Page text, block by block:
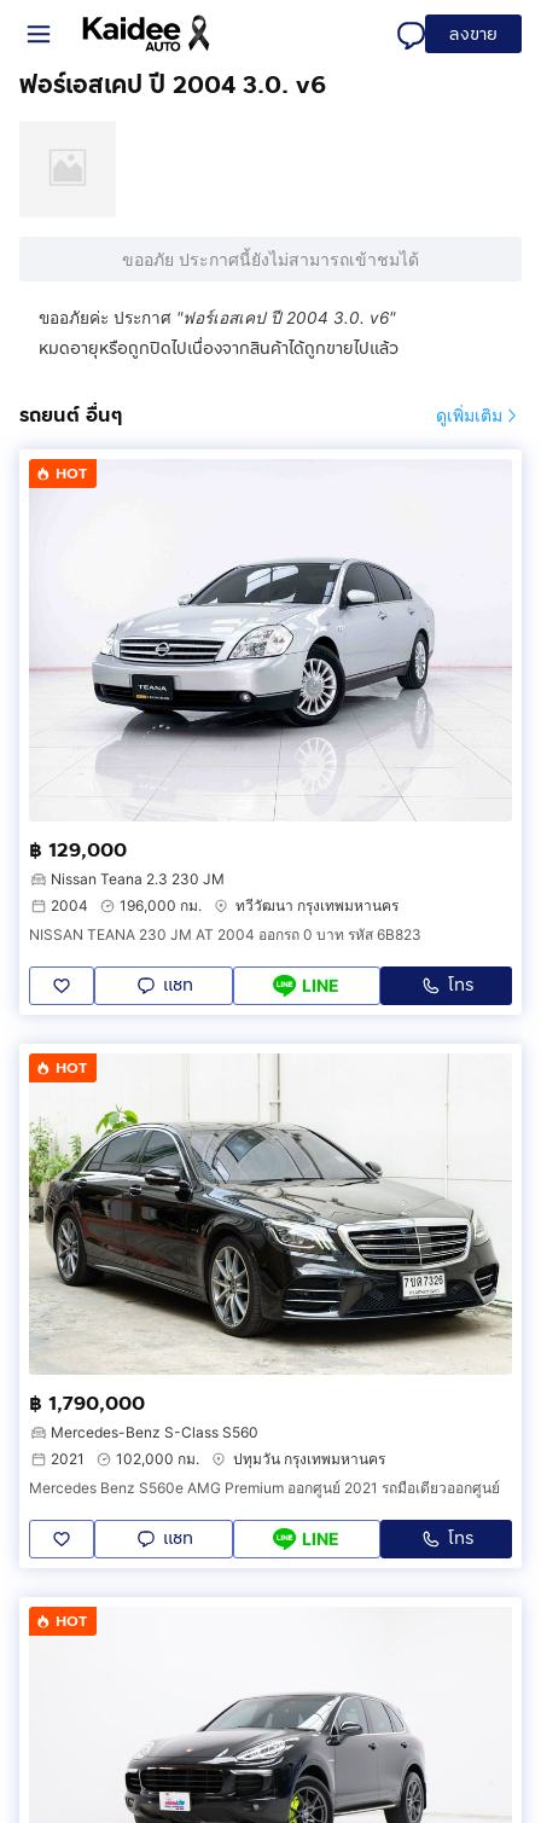
ลงขาย
ฟอร์เอสเคป ปี 2004 3.0. v6
ขออภัย ประกาศนี้ยังไม่สามารถเข้าชมได้
ขออภัยค่ะ ประกาศ "ฟอร์เอสเคป ปี 2004 3.0. v6"
หมดอายุหรือถูกปิดไปเนื่องจากสินค้าได้ถูกขายไปแล้ว
รถยนต์ อื่นๆ ดูเพิ่มเติม
HOT
฿ 129,000
Nissan Teana 2.3 230 JM
2004
196,000 กม.
ทวีวัฒนา กรุงเทพมหานคร
NISSAN TEANA 230 JM AT 2004 ออกรถ 0 บาท รหัส 6B823
แชท LINE โทร
HOT
฿ 1,790,000
Mercedes-Benz S-Class S560
2021
102,000 กม.
ปทุมวัน กรุงเทพมหานคร
Mercedes Benz S560e AMG Premium ออกศูนย์ 2021 รถมือเดียวออกศูนย์
แชท LINE โทร
HOT